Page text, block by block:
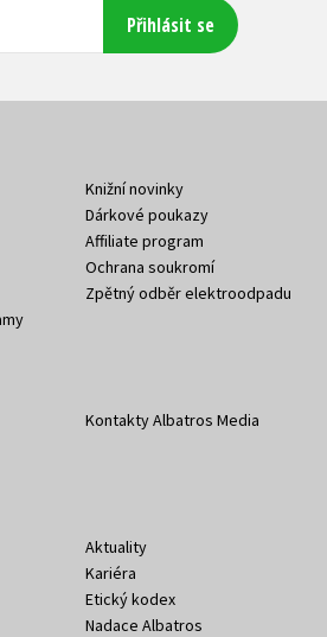
Přihlásit se
Knižní novinky
Dárkové poukazy
Affiliate program
Ochrana soukromí
Zpětný odběr elektroodpadu
Kontakty Albatros Media
Aktuality
Kariéra
Etický kodex
Nadace Albatros